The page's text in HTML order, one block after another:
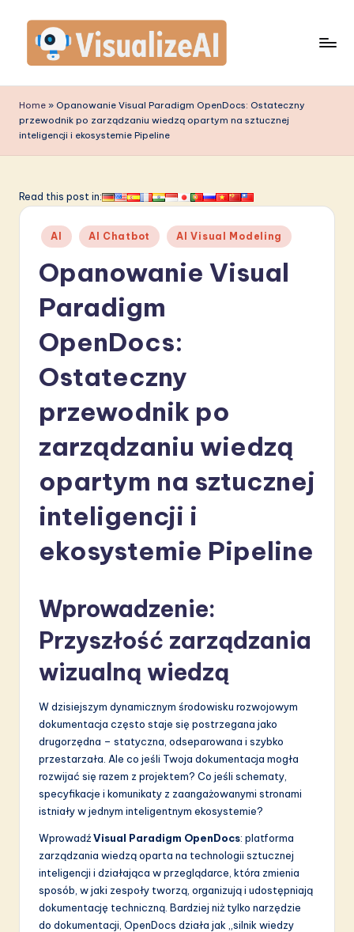
content
is
u
a
z
in
A
&
S
o
w
Home » Opanowanie Visual Paradigm OpenDocs: Ostateczny
przewodnik po zarządzaniu wiedzą opartym na sztucznej
inteligencji i ekosystemie Pipeline
Read this post in:
Posted
in
AI AI Chatbot AI Visual Modeling
Opanowanie Visual
Paradigm
OpenDocs:
Ostateczny
przewodnik po
zarządzaniu wiedzą
opartym na sztucznej
inteligencji i
ekosystemie Pipeline
Wprowadzenie:
Przyszłość zarządzania
wizualną wiedzą
W dzisiejszym dynamicznym środowisku rozwojowym
dokumentacja często staje się postrzegana jako
drugorzędna – statyczna, odseparowana i szybko
przestarzała. Ale co jeśli Twoja dokumentacja mogła
rozwijać się razem z projektem? Co jeśli schematy,
specyfikacje i komunikaty z zaangażowanymi stronami
istniały w jednym inteligentnym ekosystemie?
WprowadźVisual Paradigm OpenDocs: platforma
zarządzania wiedzą oparta na technologii sztucznej
inteligencji i działająca w przeglądarce, która zmienia
sposób, w jaki zespoły tworzą, organizują i udostępniają
dokumentację techniczną. Bardziej niż tylko narzędzie
do dokumentacji, OpenDocs działa jak „silnik wiedzy